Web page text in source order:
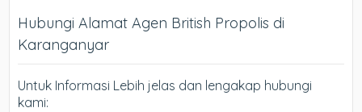
Hubungi Alamat Agen British Propolis di
Karanganyar
Untuk Informasi Lebih jelas dan lengakap hubungi
kami: